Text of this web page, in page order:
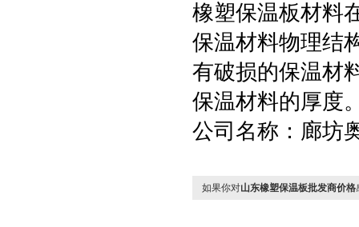
橡塑保温板材料
保温材料物理结
有破损的保温材
保温材料的厚度
公司名称：廊坊
如果你对山东橡塑保温板批发商价格